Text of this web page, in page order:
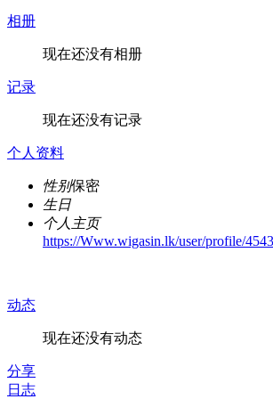
相册
现在还没有相册
记录
现在还没有记录
个人资料
性别保密
生日
个人主页
https://Www.wigasin.lk/user/profile/
动态
现在还没有动态
分享
日志